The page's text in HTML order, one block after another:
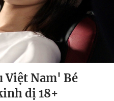
Việt Nam' Bé
dị 18+